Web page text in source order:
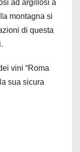
ad argillosi a
montagna si
di questa
vini “Roma
sua sicura